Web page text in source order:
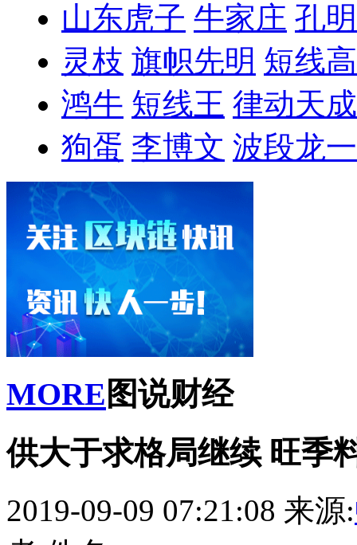
山东虎子 牛家庄 孔
灵枝 旗帜先明 短线
鸿牛 短线王 律动天成
狗蛋 李博文 波段龙一
MORE 图说财经
供大于求格局继续 旺季
2019-09-09 07:21:08 来源: